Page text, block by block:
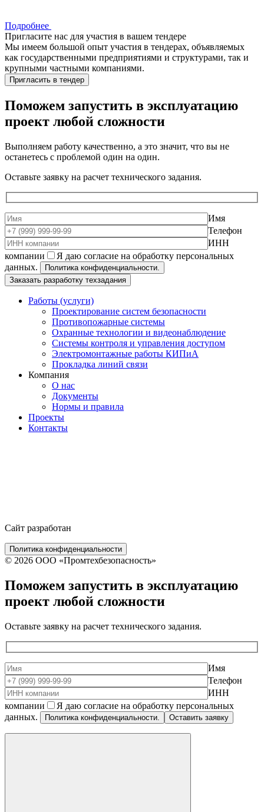
Подробнее
Пригласите нас для участия в вашем тендере
Мы имеем большой опыт участия в тендерах, объявляемых
как государственными предприятиями и структурами, так и
крупными частными компаниями.
Пригласить в тендер
Поможем запустить в эксплуатацию
проект любой сложности
Выполняем работу качественно, а это значит, что вы не
останетесь с проблемой один на один.
Оставьте заявку на расчет технического задания.
Имя
Телефон
ИНН
компании
Я даю согласие на обработку персональных
данных.
Политика конфиденциальности.
Работы (услуги)
Проектирование систем безопасности
Противопожарные системы
Охранные технологии и видеонаблюдение
Системы контроля и управления доступом
Электромонтажные работы КИПиА
Прокладка линий связи
Компания
О нас
Документы
Нормы и правила
Проекты
Контакты
Сайт разработан
Политика конфиденциальности
© 2026 ООО «Промтехбезопасность»
Поможем запустить в эксплуатацию
проект любой сложности
Оставьте заявку на расчет технического задания.
Имя
Телефон
ИНН
компании
Я даю согласие на обработку персональных
данных.
Политика конфиденциальности.